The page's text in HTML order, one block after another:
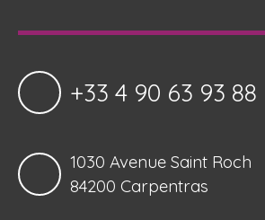
+33 4 90 63 93 88
1030 Avenue Saint Roch
84200 Carpentras